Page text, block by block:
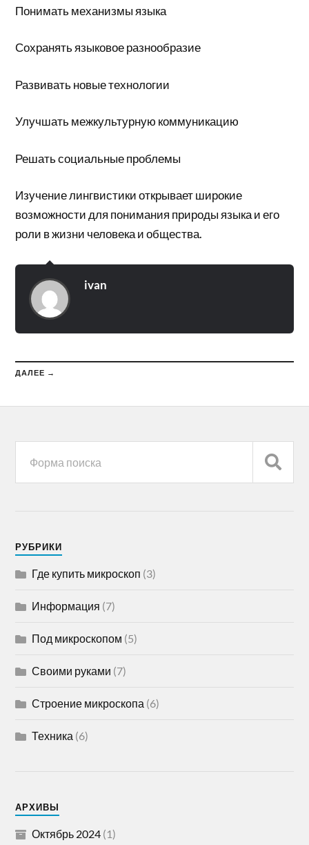
Понимать механизмы языка
Сохранять языковое разнообразие
Развивать новые технологии
Улучшать межкультурную коммуникацию
Решать социальные проблемы
Изучение лингвистики открывает широкие
возможности для понимания природы языка и его
роли в жизни человека и общества.
ivan
ДАЛЕЕ →
РУБРИКИ
Где купить микроскоп (3)
Информация (7)
Под микроскопом (5)
Своими руками (7)
Строение микроскопа (6)
Техника (6)
АРХИВЫ
Октябрь 2024 (1)